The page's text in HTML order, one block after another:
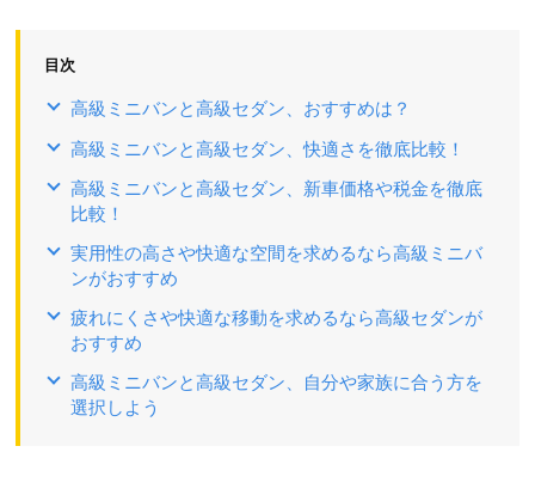
目次
高級ミニバンと高級セダン、おすすめは？
高級ミニバンと高級セダン、快適さを徹底比較！
高級ミニバンと高級セダン、新車価格や税金を徹底
比較！
実用性の高さや快適な空間を求めるなら高級ミニバ
ンがおすすめ
疲れにくさや快適な移動を求めるなら高級セダンが
おすすめ
高級ミニバンと高級セダン、自分や家族に合う方を
選択しよう